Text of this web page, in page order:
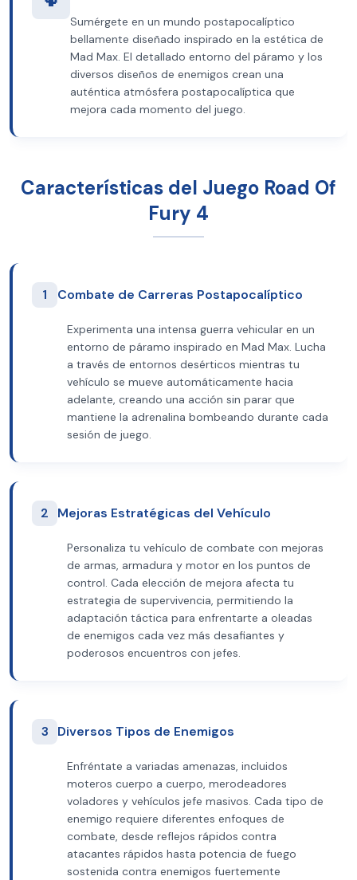
Sumérgete en un mundo postapocalíptico
bellamente diseñado inspirado en la estética de
Mad Max. El detallado entorno del páramo y los
diversos diseños de enemigos crean una
auténtica atmósfera postapocalíptica que
mejora cada momento del juego.
Características del Juego Road Of
Fury 4
1 Combate de Carreras Postapocalíptico
Experimenta una intensa guerra vehicular en un
entorno de páramo inspirado en Mad Max. Lucha
a través de entornos desérticos mientras tu
vehículo se mueve automáticamente hacia
adelante, creando una acción sin parar que
mantiene la adrenalina bombeando durante cada
sesión de juego.
2 Mejoras Estratégicas del Vehículo
Personaliza tu vehículo de combate con mejoras
de armas, armadura y motor en los puntos de
control. Cada elección de mejora afecta tu
estrategia de supervivencia, permitiendo la
adaptación táctica para enfrentarte a oleadas
de enemigos cada vez más desafiantes y
poderosos encuentros con jefes.
3 Diversos Tipos de Enemigos
Enfréntate a variadas amenazas, incluidos
moteros cuerpo a cuerpo, merodeadores
voladores y vehículos jefe masivos. Cada tipo de
enemigo requiere diferentes enfoques de
combate, desde reflejos rápidos contra
atacantes rápidos hasta potencia de fuego
sostenida contra enemigos fuertemente